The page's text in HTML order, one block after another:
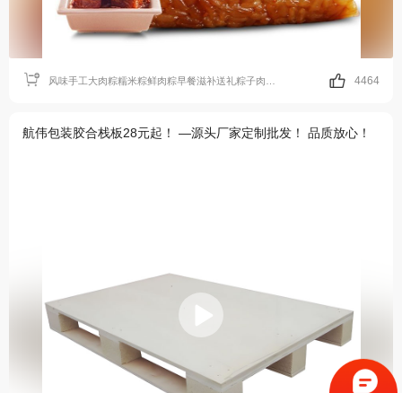
4464
航伟包装胶合栈板28元起！ —源头厂家定制批发！ 品质放心！